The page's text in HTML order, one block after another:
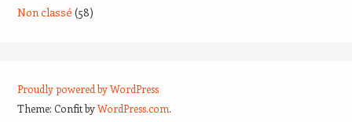
Non classé (58)
Proudly powered by WordPress
Theme: Confit byWordPress.com.